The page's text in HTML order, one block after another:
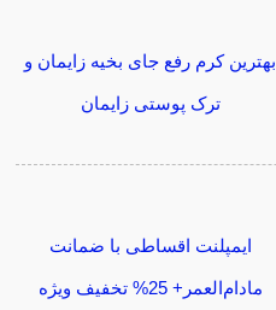
بهترین کرم رفع جای بخیه زایمان و
ترک پوستی زایمان
ایمپلنت اقساطی با ضمانت
مادام‌العمر+ 25% تخفیف ویژه